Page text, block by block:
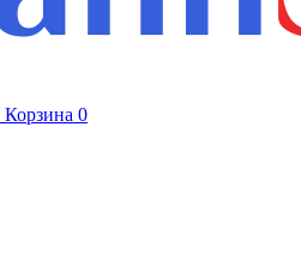
Корзина 0